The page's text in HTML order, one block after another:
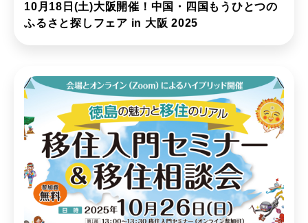
10月18日(土)大阪開催！中国・四国もうひとつの
ふるさと探しフェア in 大阪 2025